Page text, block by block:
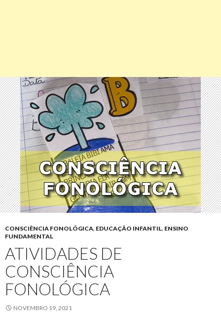
CONSCIÊNCIA FONOLÓGICA, EDUCAÇÃO INFANTIL, ENSINO
FUNDAMENTAL
ATIVIDADES DE
CONSCIÊNCIA
FONOLÓGICA
NOVEMBRO 19, 2021